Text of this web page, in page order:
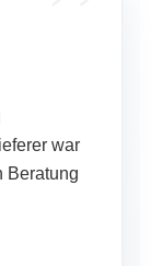
war
Beratung